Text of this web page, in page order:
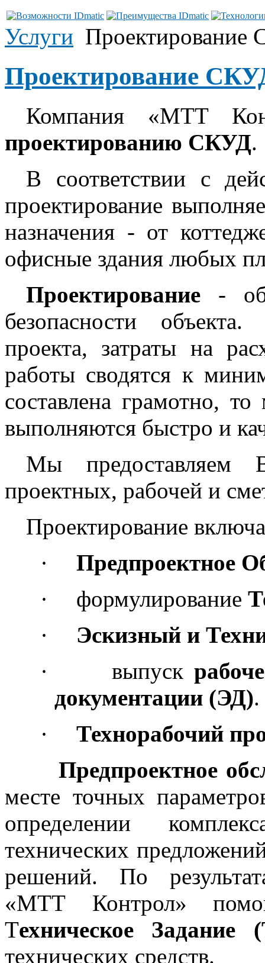
Услуги Проектирование
Проектирование
Компания «МТТ
проектированию СКУД.
В соответствии с
проектирование
назначения - от
офисные здания любых
Проектирование -
безопасности
проекта, затраты на
работы сводятся к
составлена грамотно,
выполняются быстро и
Мы предоставляем
проектных, рабочей и
Проектирование
·
Предпроектное
·
формулирование
·
Эскизный и
·
выпуск
документации (ЭД).
·
Технорабочий
Предпроектное
месте точных
определении
технических
решений. По
«МТТ Контрол»
Техническое Задание
технических средств.